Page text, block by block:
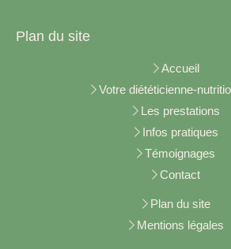
Plan du site
Accueil
Votre diététicienne-
Les prestations
Infos pratiques
Témoignages
Contact
Plan du site
Mentions légales